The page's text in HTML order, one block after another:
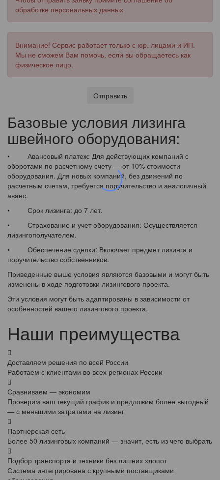
обработке персональных данных
Внимание! Сервис работает только с юр. лицами и ИП.
Мы не сможем Вам помочь, если вы обращаетесь как
физическое лицо.
Отправить
Базовые условия лизинга
швейного оборудования:
• Авансовый платеж: Для действующих компаний с
оборотами по расчетному счету — от 10% стоимости
оборудования. Для новых компаний, без движений по
расчетным счетам, требуется поручительство и аналогичный
аванс.
• Срок лизинга: до 7 лет.
• Страхование и учет оборудования: Осуществляется
лизингополучателем.
• Обеспечение сделки: Включает предмет лизинга и
поручительство собственников.
Приведенные выше условия являются базовыми и могут быть
изменены в ходе подготовки лизингового проекта.
Эти условия могут быть адаптированы в зависимости от
особенностей вашего лизингового проекта.
Наши преимущества
Доставляем решения по всей России
Работаем с клиентами во всех регионах России
Сравниваем — экономим
Проверим ваш текущий график и предложим более выгодный
— с меньшими затратами на лизинг
Партнерская сеть
Более 50 лизинговых компаний — значит, есть из чего выбрать
Подбор транспорта и техники без лишних хлопот
Система интегрирована с крупными поставщиками